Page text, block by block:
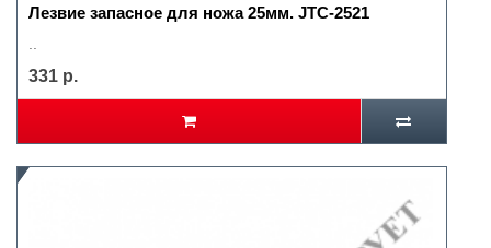
Лезвие запасное для ножа 25мм. JTC-2521
331 р.